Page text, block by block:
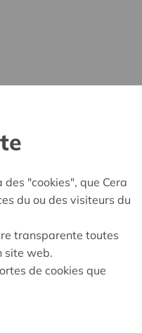
"cookies", que Cera
du ou des visiteurs du
transparente toutes
site web.
de cookies que